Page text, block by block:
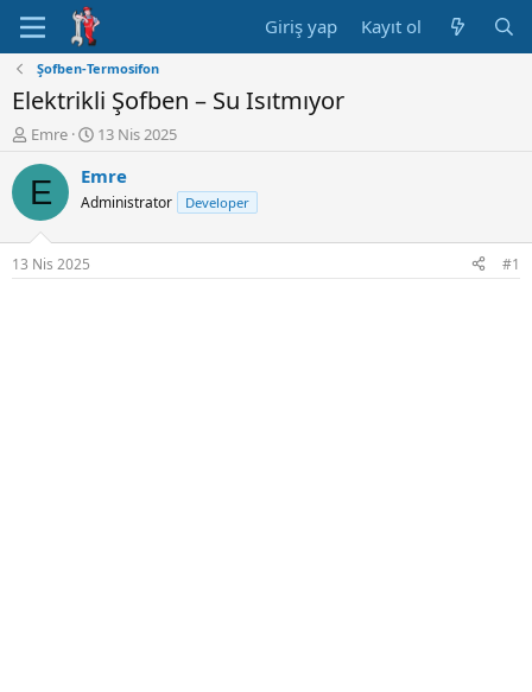
Giriş yap Kayıt ol
Şofben-Termosifon
Elektrikli Şofben – Su Isıtmıyor
K
n
u
y
u
B
a
Emre
B
ş
l
n
ı
13 Nis 2025
E Emre
Administrator Developer
13 Nis 2025 #1